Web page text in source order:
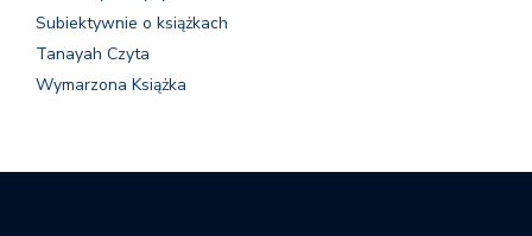
Subiektywnie o książkach
Tanayah Czyta
Wymarzona Książka